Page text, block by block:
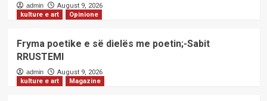
admin
August 9, 2026
kulture e art
Opinione
Fryma poetike e së dielës me poetin;-Sabit
RRUSTEMI
admin
August 9, 2026
kulture e art
Magazine